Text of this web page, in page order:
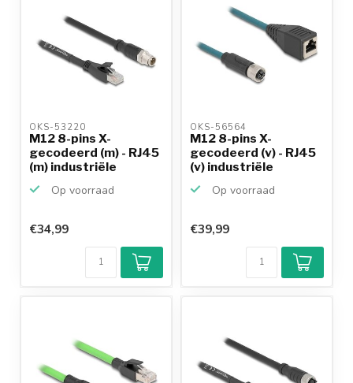
OKS-53220
M12 8-pins X-
gecodeerd (m) - RJ45
(m) industriële
Op voorraad
€34,99
OKS-56564
M12 8-pins X-
gecodeerd (v) - RJ45
(v) industriële
Op voorraad
€39,99